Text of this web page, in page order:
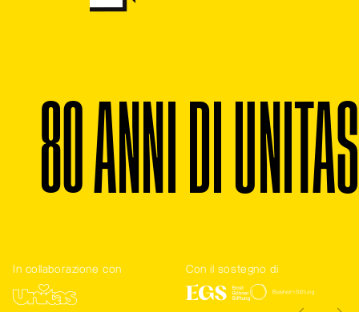
8 ANN N AS
In collaborazione con Con il sostegno di